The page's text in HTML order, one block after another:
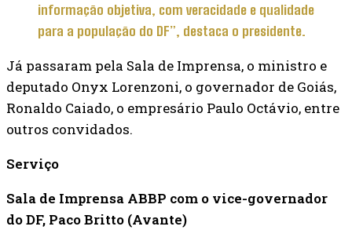
informação objetiva, com veracidade e qualidade
para a população do DF”, destaca o presidente.
Já passaram pela Sala de Imprensa, o ministro e
deputado Onyx Lorenzoni, o governador de Goiás,
Ronaldo Caiado, o empresário Paulo Octávio, entre
outros convidados.
Serviço
Sala de Imprensa ABBP com o vice-governador
do DF, Paco Britto (Avante)